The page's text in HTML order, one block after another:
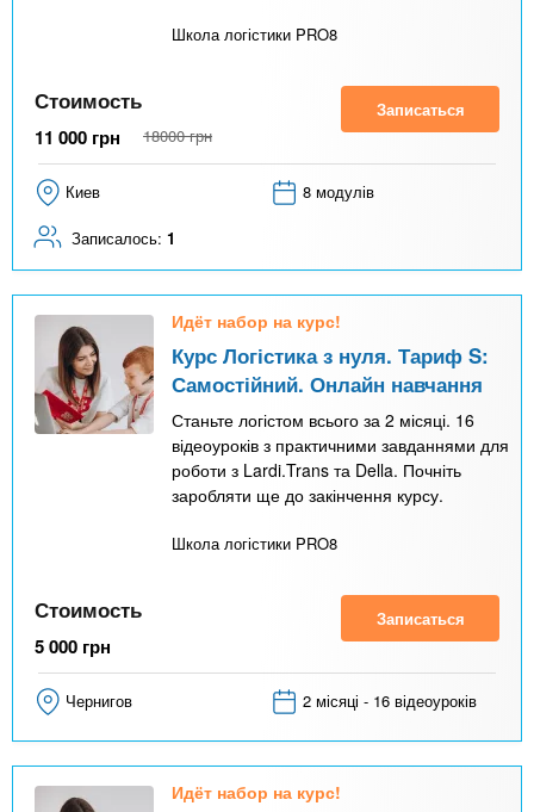
Школа логістики PRO8
Стоимость
11 000 грн 18000 грн
Записаться
Киев 8 модулів
Записалось: 1
Идёт набор на курс!
Курс Логістика з нуля. Тариф S:
Самостійний. Онлайн навчання
Станьте логістом всього за 2 місяці. 16
відеоуроків з практичними завданнями для
роботи з Lardi.Trans та Della. Почніть
заробляти ще до закінчення курсу.
Школа логістики PRO8
Стоимость
5 000 грн
Записаться
Чернигов 2 місяці - 16 відеоуроків
Идёт набор на курс!